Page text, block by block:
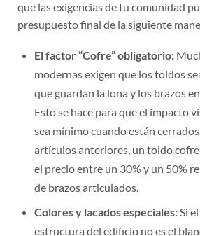
que las exigencias de tu comunidad
presupuesto final de la siguiente
El factor “Cofre” obligatorio:
modernas exigen que los toldos
que guardan la lona y los brazos
Esto se hace para que el impacto
sea mínimo cuando están
artículos anteriores, un toldo
el precio entre un 30% y un 50%
de brazos articulados.
Colores y lacados especiales:Si
estructura del edificio no es el